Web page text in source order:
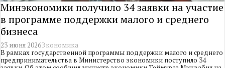
Минэкономики получило 34 заявки на участие
в программе поддержки малого и среднего
бизнеса
23 июня 2026Экономика
В рамках государственной программы поддержки малого и среднего
предпринимательства в Министерство экономики поступило 34